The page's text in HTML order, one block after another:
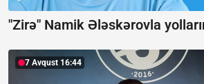
"Zirə" Namik Ələskərovla
7 Avqust 16:44